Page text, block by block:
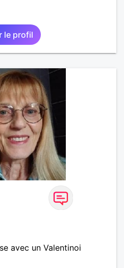
le profil
avec un Valentinoi